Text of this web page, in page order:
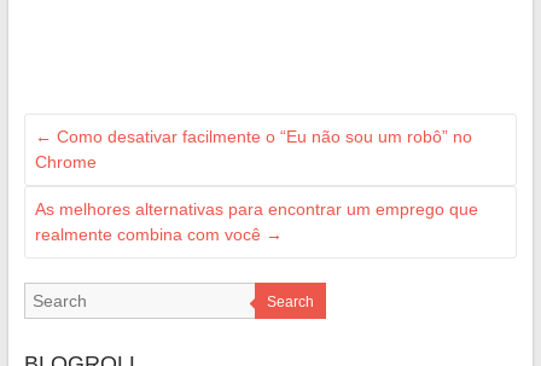
← Como desativar facilmente o “Eu não sou um robô” no
Chrome
As melhores alternativas para encontrar um emprego que
realmente combina com você →
Search